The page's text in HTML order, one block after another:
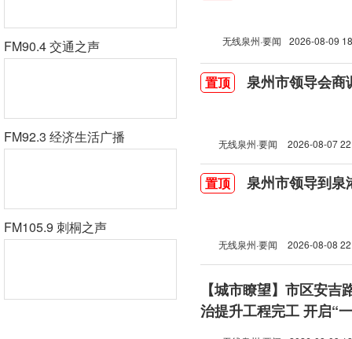
FM90.4 交通之声
FM92.3 经济生活广播
FM105.9 刺桐之声
无线泉州·要闻 2026-08-09
置顶 泉州市领导会商
无线泉州·要闻 2026-08-07
置顶 泉州市领导到泉
无线泉州·要闻 2026-08-08
【城市瞭望】市区安吉
治提升工程完工 开启“